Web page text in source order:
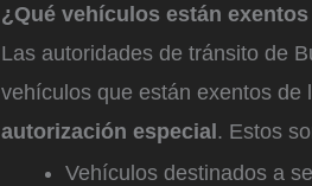
¿Qué vehículos están
Las autoridades de tránsito de
vehículos que están exentos de
autorización especial. Estos
Vehículos destinados a